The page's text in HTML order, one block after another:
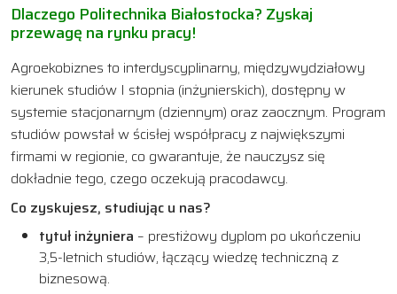
Dlaczego Politechnika Białostocka? Zyskaj
przewagę na rynku pracy!
Agroekobiznes to interdyscyplinarny, międzywydziałowy
kierunek studiów I stopnia (inżynierskich), dostępny w
systemie stacjonarnym (dziennym) oraz zaocznym. Program
studiów powstał w ścisłej współpracy z największymi
firmami w regionie, co gwarantuje, że nauczysz się
dokładnie tego, czego oczekują pracodawcy.
Co zyskujesz, studiując u nas?
tytuł inżyniera – prestiżowy dyplom po ukończeniu
3,5-letnich studiów, łączący wiedzę techniczną z
biznesową.